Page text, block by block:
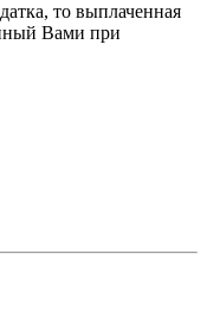
то выплаченная
Вами при